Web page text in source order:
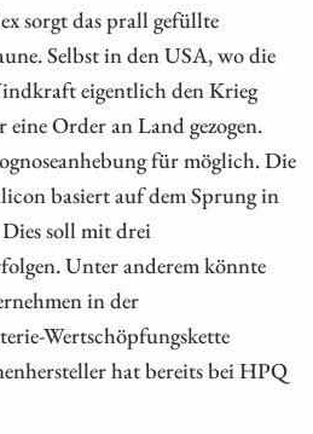
sorgt das prall gefüllte
Selbst in den USA, wo die
eigentlich den Krieg
Order an Land gezogen.
für möglich. Die
basiert auf dem Sprung in
soll mit drei
Unter anderem könnte
in der
Wertschöpfungskette
hat bereits bei HPQ